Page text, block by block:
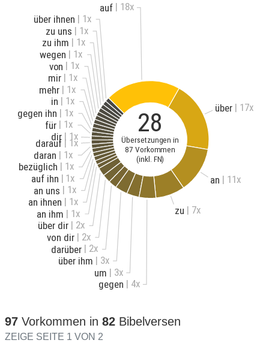
28
Übersetzungen in
87 Vorkommen
(inkl. FN)
über | 17x
an | 11x
zu | 7x
darauf
| 1x
daran | 1x
bezüglich | 1x
auf ihn | 1x
an uns | 1x
an ihnen | 1x
an ihm | 1x
über dir | 2x
von dir | 2x
darüber | 2x
über ihm | 3x
um | 3x
gegen | 4x
dir | 1x
für | 1x
gegen ihn | 1x
in | 1x
mehr | 1x
mir | 1x
von | 1x
wegen | 1x
zu ihm | 1x
zu uns | 1x
über ihnen | 1x
auf | 18x
97Vorkommen in 82Bibelversen
ZEIGE SEITE 1 VON 2